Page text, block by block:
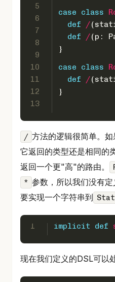
5
6
7
8
9
10
11
12
13
case
class
def
/
def
/(p:
}
case
class
def
/
}
/ 方法的逻辑很简单。
它返回的类型还是相同的
返回一个更"高"的路由。
* 参数，所以我们没有定
要实现一个字符串到
1 implicit def
现在我们定义的DSL可以